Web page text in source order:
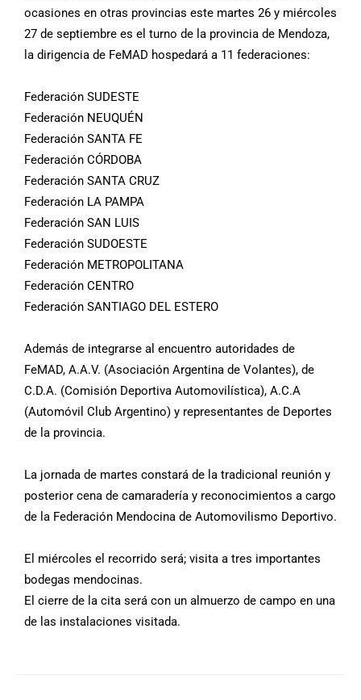
ocasiones en otras provincias este martes 26 y miércoles
27 de septiembre es el turno de la provincia de Mendoza,
la dirigencia de FeMAD hospedará a 11 federaciones:
Federación SUDESTE
Federación NEUQUÉN
Federación SANTA FE
Federación CÓRDOBA
Federación SANTA CRUZ
Federación LA PAMPA
Federación SAN LUIS
Federación SUDOESTE
Federación METROPOLITANA
Federación CENTRO
Federación SANTIAGO DEL ESTERO
Además de integrarse al encuentro autoridades de
FeMAD, A.A.V. (Asociación Argentina de Volantes), de
C.D.A. (Comisión Deportiva Automovilística), A.C.A
(Automóvil Club Argentino) y representantes de Deportes
de la provincia.
La jornada de martes constará de la tradicional reunión y
posterior cena de camaradería y reconocimientos a cargo
de la Federación Mendocina de Automovilismo Deportivo.
El miércoles el recorrido será; visita a tres importantes
bodegas mendocinas.
El cierre de la cita será con un almuerzo de campo en una
de las instalaciones visitada.